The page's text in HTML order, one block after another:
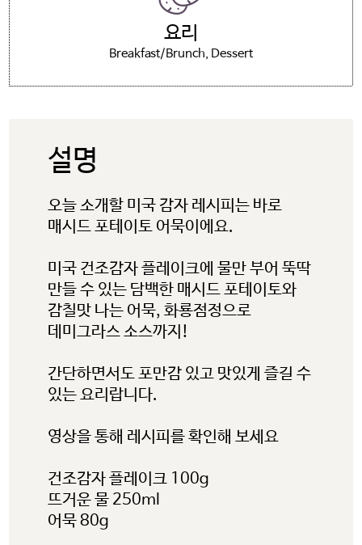
미국 감자협회 경고
참고: 타사에서 관리하는 웹사이트
링크를 클릭했으며 미국 감자협회
한국지사 웹사이트를 나가려고
합니다. 이 외부링크는 제3자
요리
Breakfast/Brunch Dessert
설명
오늘 소개할 미국 감자 레시피는 바로
매시드 포테이토 어묵이에요.
미국 건조감자 플레이크에 물만 부어 뚝딱
만들 수 있는 담백한 매시드 포테이토와
감칠맛 나는 어묵, 화룡점정으로
데미그라스 소스까지!
간단하면서도 포만감 있고 맛있게 즐길 수
있는 요리랍니다.
영상을 통해 레시피를 확인해 보세요
건조감자 플레이크 100g
뜨거운 물 250ml
어묵 80g